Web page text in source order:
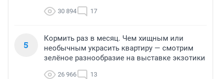
30 894 17
5
Кормить раз в месяц. Чем хищным или
необычным украсить квартиру — смотрим
зелёное разнообразие на выставке экзотики
26 966 13